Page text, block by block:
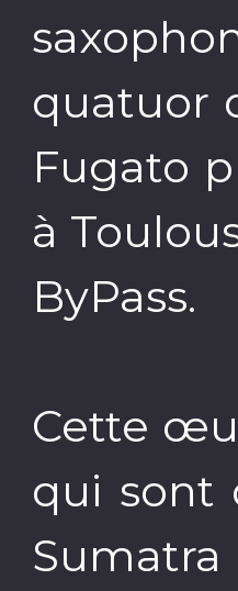
quatuor
Fugato
à
ByPass.
Cette
qui sont